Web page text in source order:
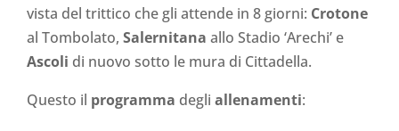
vista del trittico che gli attende in 8 giorni: Crotone
al Tombolato, Salernitana allo Stadio ‘Arechi’ e
Ascoli di nuovo sotto le mura di Cittadella.
Questo il programma degli allenamenti: